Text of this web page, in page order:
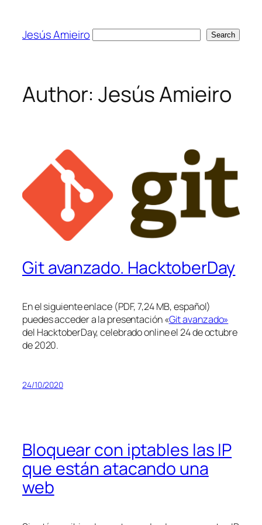
content
Jesús Amieiro Search
Author:Jesús Amieiro
Git avanzado. HacktoberDay
En el siguiente enlace (PDF, 7,24 MB, español)
puedes acceder a la presentación «Git avanzado»
del HacktoberDay, celebrado online el 24 de octubre
de 2020.
24/10/2020
Bloquear con iptables las IP
que están atacando una
web